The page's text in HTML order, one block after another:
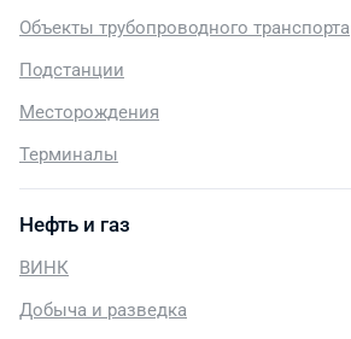
Объекты трубопроводного транспорта
Подстанции
Месторождения
Терминалы
Нефть и газ
ВИНК
Добыча и разведка